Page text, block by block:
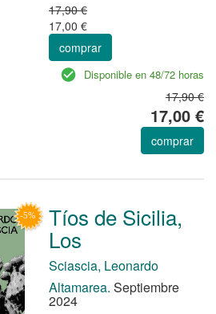
17,90 €
17,00 €
comprar
Disponible en 48/72 horas
17,90 €
17,00 €
comprar
Tíos de Sicilia,
Los
Sciascia, Leonardo
Altamarea. Septiembre
2024